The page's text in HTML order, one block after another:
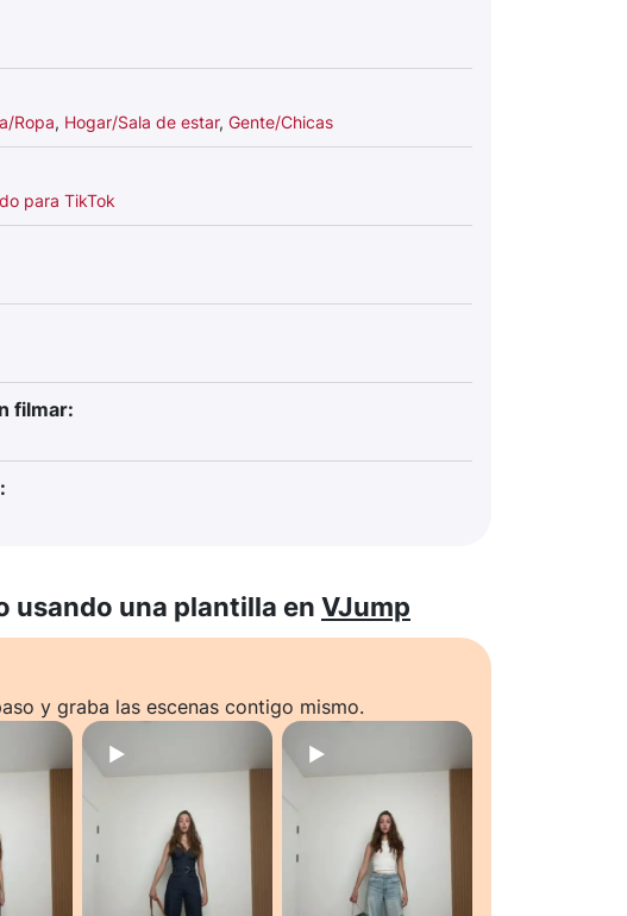
Ropa, Hogar/Sala de estar, Gente/Chicas
para TikTok
filmar:
usando una plantilla en VJump
y graba las escenas contigo mismo.